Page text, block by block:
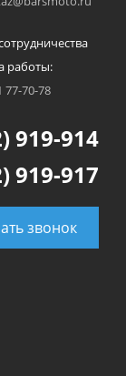
работы:
77-70-78
919-914
919-917
звонок